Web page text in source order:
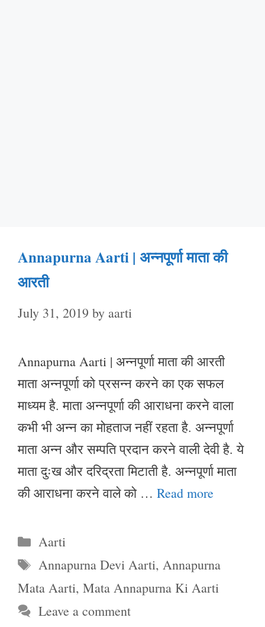
Annapurna Aarti | अन्नपूर्णा माता की
आरती
July 31, 2019 by aarti
Annapurna Aarti | अन्नपूर्णा माता की आरती
माता अन्नपूर्णा को प्रसन्न करने का एक सफल
माध्यम है. माता अन्नपूर्णा की आराधना करने वाला
कभी भी अन्न का मोहताज नहीं रहता है. अन्नपूर्णा
माता अन्न और सम्पति प्रदान करने वाली देवी है. ये
माता दुःख और दरिद्रता मिटाती है. अन्नपूर्णा माता
की आराधना करने वाले को … Read more
Categories
Aarti
Tags
Annapurna Devi Aarti,Annapurna
Mata Aarti, Mata Annapurna Ki Aarti
Leave a comment